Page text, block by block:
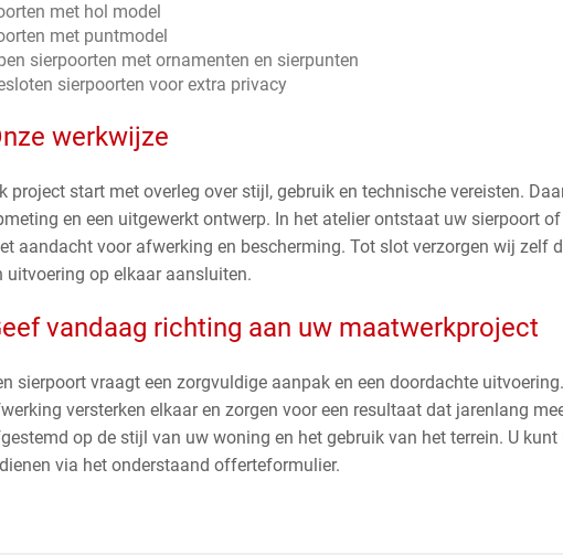
met hol model
met puntmodel
sierpoorten met ornamenten en sierpunten
sierpoorten voor extra privacy
werkwijze
project start met overleg over stijl, gebruik en technische vereisten.
en een uitgewerkt ontwerp. In het atelier ontstaat uw sierpoort of
aandacht voor afwerking en bescherming. Tot slot verzorgen wij zelf
uitvoering op elkaar aansluiten.
vandaag richting aan uw maatwerkproject
sierpoort vraagt een zorgvuldige aanpak en een doordachte
versterken elkaar en zorgen voor een resultaat dat jarenlang
op de stijl van uw woning en het gebruik van het terrein. U
via het onderstaand offerteformulier.